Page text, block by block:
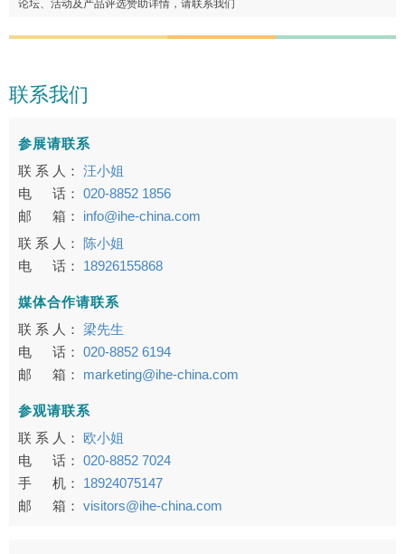
论坛、活动及产品评选赞助详情，请联系我们
联系我们
参展请联系
联 系 人： 汪小姐
电 话： 020-8852 1856
邮 箱：
info@ihe-china.com
联 系 人：
陈小姐
电 话：
18926155868
媒体合作请联系
联 系 人： 梁先生
电 话： 020-8852 6194
邮 箱：
marketing@ihe-china.com
参观请联系
联 系 人：
欧小姐
电 话： 020-8852 7024
手 机：
18924075147
邮 箱： visitors@ihe-china.com